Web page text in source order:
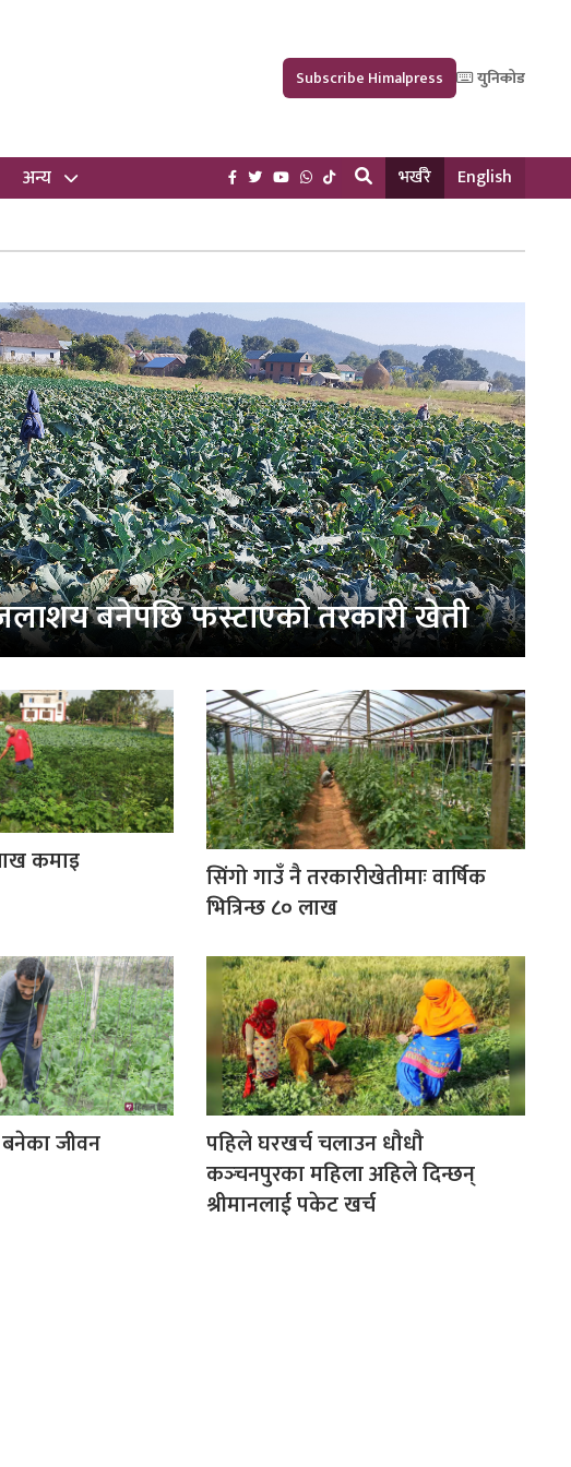
Subscribe Himalpress युनिकोड
अन्य भर्खरै English
बनेपछि फस्टाएको तरकारी खेती
कमाइ
सिंगो गाउँ नै तरकारीखेतीमाः वार्षिक
भित्रिन्छ ८० लाख
जीवन
पहिले घरखर्च चलाउन धौधौ
कञ्‍चनपुरका महिला अहिले दिन्छन्
श्रीमानलाई पकेट खर्च